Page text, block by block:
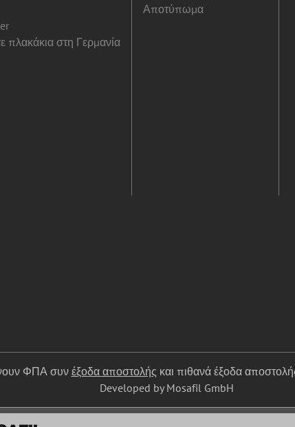
πλακάκια στη Γερμανία
Αποτύπωμα
ΦΠΑ συν έξοδα αποστολής και πιθανά έξοδα
Developed by Mosafil GmbH